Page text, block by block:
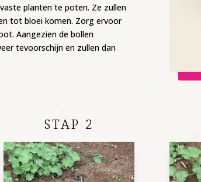
planten te poten. Ze zullen
tot bloei komen. Zorg ervoor
Aangezien de bollen
tevoorschijn en zullen dan
STAP 2